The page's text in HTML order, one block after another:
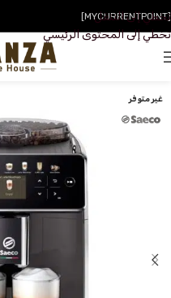
تخطي إلى التنقل
تخطي إلى المحتوى الرئيسي
[MYCURRENTPOINT]
غير متوفر